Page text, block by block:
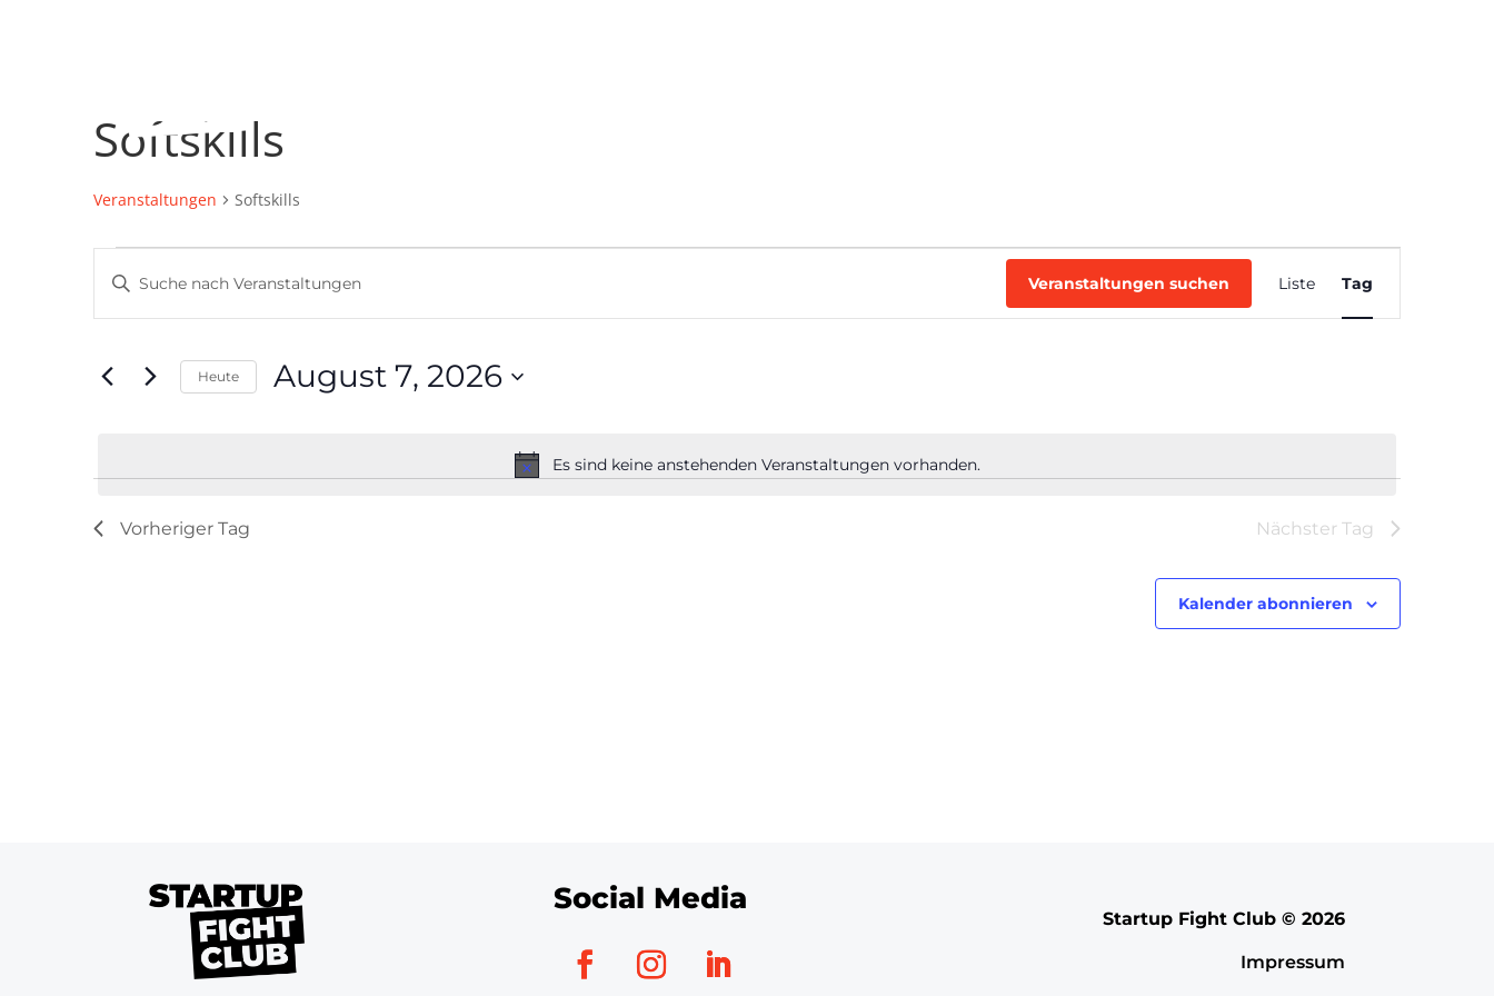
Softskills
Veranstaltungen Softskills
Veranstaltungen
für
August
2026
Hinweis
Es sind keine anstehenden Veranstaltungen vorhanden.
Veranstaltungen
Suche
und
Navigation
Bitte
Schlüsselwort
eingeben.
nach
Veranstaltungen suchen
Veranstaltung
Ansichten-
Navigation
Liste Tag
Heute August 7, 2026
Vorheriger Tag Nächster Tag
Kalender abonnieren
Social Media
Startup Fight Club © 2026
Impressum